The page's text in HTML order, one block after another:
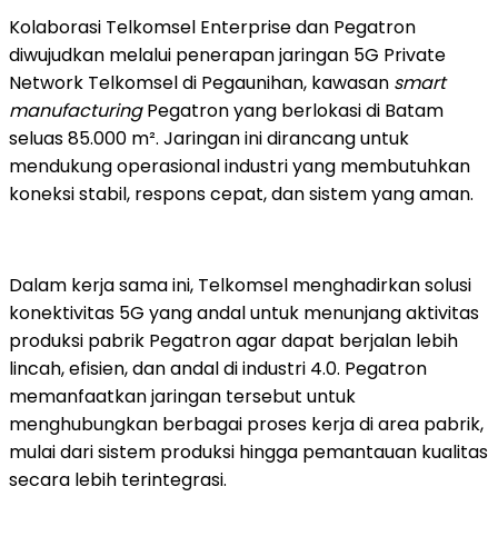
Kolaborasi Telkomsel Enterprise dan Pegatron
diwujudkan melalui penerapan jaringan 5G Private
Network Telkomsel di Pegaunihan, kawasan smart
manufacturingPegatron yang berlokasi di Batam
seluas 85.000 m². Jaringan ini dirancang untuk
mendukung operasional industri yang membutuhkan
koneksi stabil, respons cepat, dan sistem yang aman.
Dalam kerja sama ini, Telkomsel menghadirkan solusi
konektivitas 5G yang andal untuk menunjang aktivitas
produksi pabrik Pegatron agar dapat berjalan lebih
lincah, efisien, dan andal di industri 4.0. Pegatron
memanfaatkan jaringan tersebut untuk
menghubungkan berbagai proses kerja di area pabrik,
mulai dari sistem produksi hingga pemantauan kualitas
secara lebih terintegrasi.